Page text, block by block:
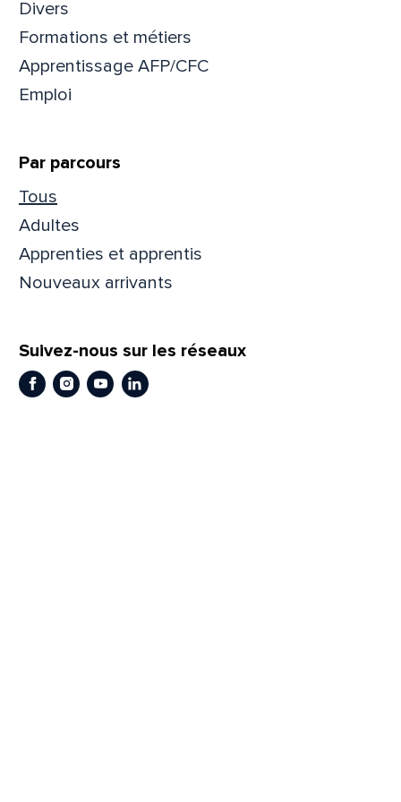
Divers
Formations et métiers
Apprentissage AFP/CFC
Emploi
Par parcours
Tous
Adultes
Apprenties et apprentis
Nouveaux arrivants
Suivez-nous sur les réseaux
Facebook
Instagram
YoutubeLinkedIn